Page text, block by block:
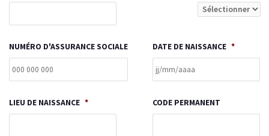
NUMÉRO D'ASSURANCE SOCIALE DATE DE NAISSANCE *
LIEU DE NAISSANCE * CODE PERMANENT